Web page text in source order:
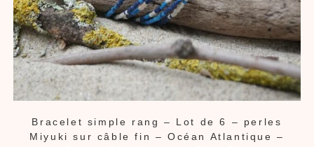
Bracelet simple rang – Lot de 6 – perles
Miyuki sur câble fin – Océan Atlantique –